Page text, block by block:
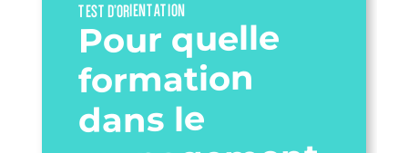
TEST D’ORIENTATION
Pour quelle
formation
dans le